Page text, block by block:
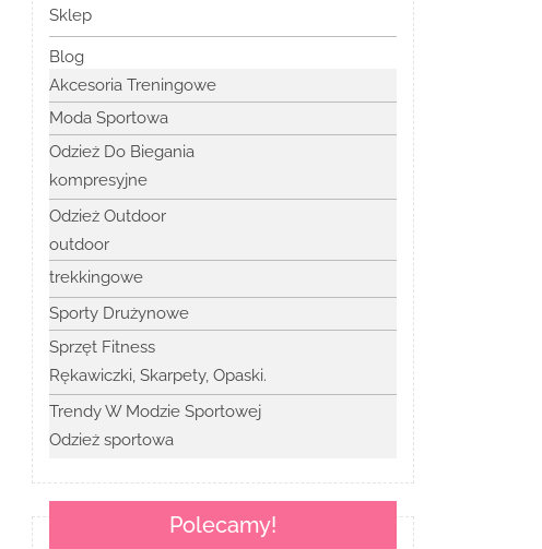
Sklep
Blog
Akcesoria Treningowe
Moda Sportowa
Odzież Do Biegania
kompresyjne
Odzież Outdoor
outdoor
trekkingowe
Sporty Drużynowe
Sprzęt Fitness
Rękawiczki, Skarpety, Opaski.
Trendy W Modzie Sportowej
Odzież sportowa
Polecamy!